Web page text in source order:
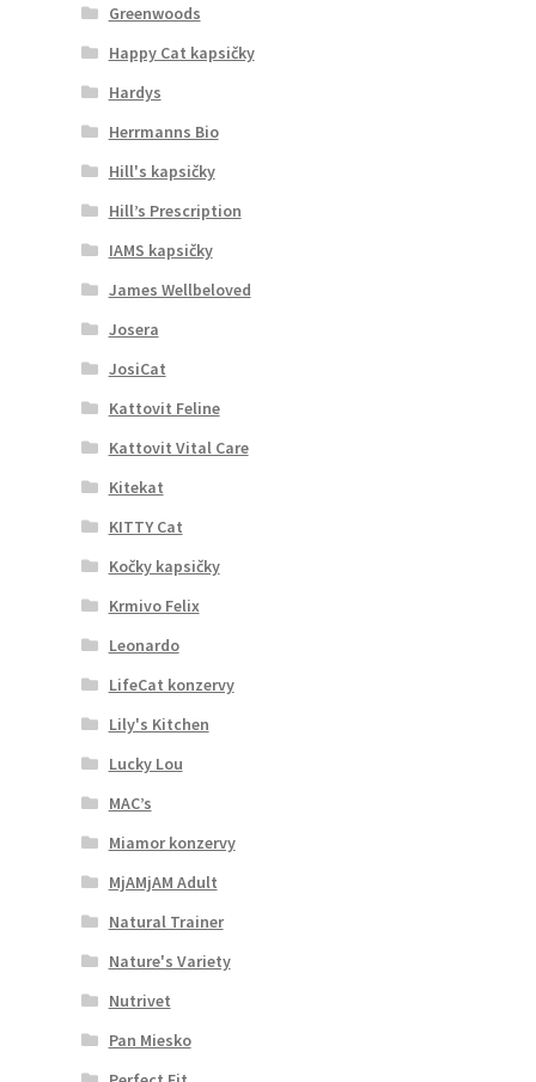
Greenwoods
Happy Cat kapsičky
Hardys
Herrmanns Bio
Hill's kapsičky
Hill’s Prescription
IAMS kapsičky
James Wellbeloved
Josera
JosiCat
Kattovit Feline
Kattovit Vital Care
Kitekat
KITTY Cat
Kočky kapsičky
Krmivo Felix
Leonardo
LifeCat konzervy
Lily's Kitchen
Lucky Lou
MAC’s
Miamor konzervy
MjAMjAM Adult
Natural Trainer
Nature's Variety
Nutrivet
Pan Miesko